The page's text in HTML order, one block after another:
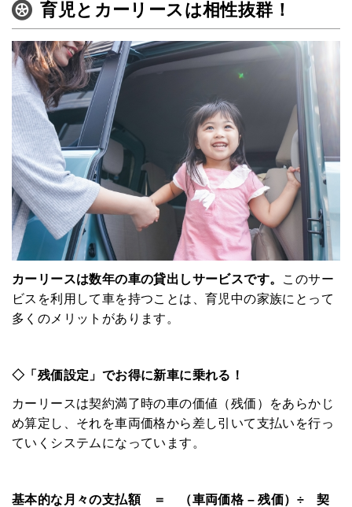
育児とカーリースは相性抜群！
カーリースは数年の車の貸出しサービスです。 このサー
ビスを利用して車を持つことは、育児中の家族にとって
多くのメリットがあります。
◇「残価設定」でお得に新車に乗れる！
カーリースは契約満了時の車の価値（残価）をあらかじ
め算定し、それを車両価格から差し引いて支払いを行っ
ていくシステムになっています。
基本的な月々の支払額 ＝ （車両価格 – 残価）÷ 契